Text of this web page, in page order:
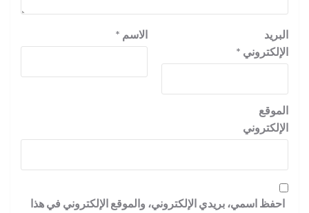
الاسم *
البريد
الإلكتروني *
الموقع
الإلكتروني
احفظ اسمي، بريدي الإلكتروني، والموقع الإلكتروني في هذا